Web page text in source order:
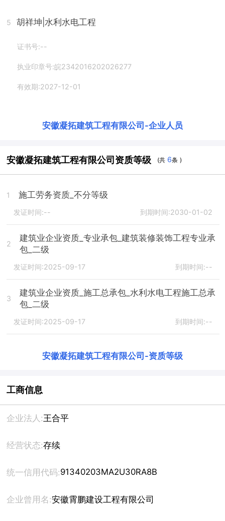
5 胡祥坤 |水利水电工程
证书号:--
执业印章号:皖2342016202026277
有效期:2027-12-01
安徽凝拓建筑工程有限公司 -企业人员
安徽凝拓建筑工程有限公司资质等级 (共 6条 )
1 施工劳务资质_不分等级
发证时间:-- 到期时间:2030-01-02
2
建筑业企业资质_专业承包_建筑装修装饰工程专业承
包_二级
发证时间:2025-09-17 到期时间:--
3
建筑业企业资质_施工总承包_水利水电工程施工总承
包_二级
发证时间:2025-09-17 到期时间:--
安徽凝拓建筑工程有限公司 -资质等级
工商信息
企业法人:王合平
经营状态:存续
统一信用代码:91340203MA2U30RA8B
企业曾用名:安徽霄鹏建设工程有限公司